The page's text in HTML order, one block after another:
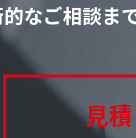
なご相談まで
見